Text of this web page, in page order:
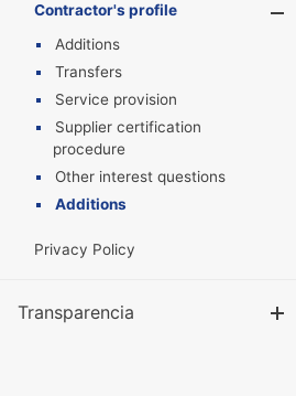
Contractor's profile
Additions
Transfers
Service provision
Supplier certification
procedure
Other interest questions
Additions
Privacy Policy
Transparencia